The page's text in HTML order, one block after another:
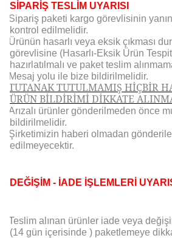
SİPARİŞ TESLİM UYARISI
Sipariş paketi kargo görevlisinin
kontrol edilmelidir.
Ürünün hasarlı veya eksik çıkması
görevlisine (Hasarlı-Eksik Ürün
hazırlatılmalı ve paket teslim
Mesaj yolu ile bize bildirilmelidir.
TUTANAK TUTULMAMIŞ HİÇBİR
ÜRÜN BİLDİRİMİ DİKKATE
Arızalı ürünler gönderilmeden önce
bildirilmelidir.
Şirketimizin haberi olmadan
edilmeyecektir.
DEĞİŞİM - İADE İŞLEMLERİ
Teslim alınan ürünler iade veya
(14 gün içerisinde ) paketlemeye